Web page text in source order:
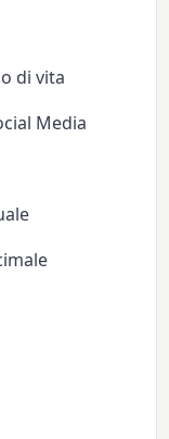
di vita
Media